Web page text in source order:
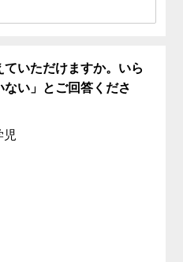
いただけますか。いら
い」とご回答くださ
児